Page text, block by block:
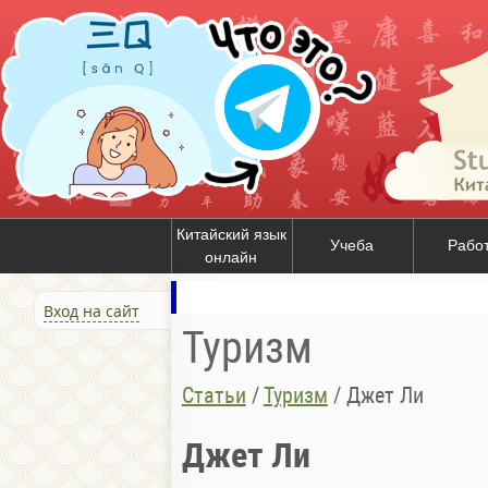
Китайский язык
онлайн
Учеба
Вход на сайт
Туризм
Статьи /Туризм / Джет Ли
Джет Ли